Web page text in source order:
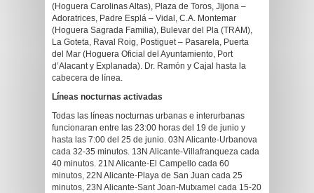
(Hoguera Carolinas Altas), Plaza de Toros, Jijona –
Adoratrices, Padre Esplá – Vidal, C.A. Montemar
(Hoguera Sagrada Familia), Bulevar del Pla (TRAM),
La Goteta, Raval Roig, Postiguet – Pasarela, Puerta
del Mar (Hoguera Oficial del Ayuntamiento, Port
d’Alacant y Explanada). Dr. Ramón y Cajal hasta la
cabecera de línea.
Líneas nocturnas activadas
Todas las líneas nocturnas urbanas e interurbanas
funcionaran entre las 23:00 horas del 19 de junio y
hasta las 7:00 del 25 de junio. 03N Alicante-Urbanova
cada 32-35 minutos. 13N Alicante-Villafranqueza cada
40 minutos. 21N Alicante-El Campello cada 60
minutos, 22N Alicante-Playa de San Juan cada 25
minutos, 23N Alicante-Sant Joan-Mutxamel cada 15-20